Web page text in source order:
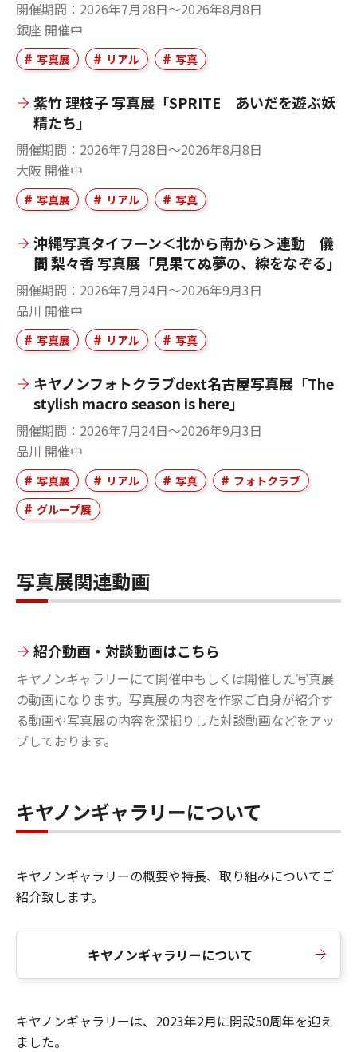
開催期間
2026年7月28日～2026年8月8日
銀座 開催中
写真展 リアル 写真
紫竹 理枝子 写真展「SPRITE あいだを遊ぶ妖
精たち」
開催期間
2026年7月28日～2026年8月8日
大阪 開催中
写真展 リアル 写真
沖縄写真タイフーン＜北から南から＞連動 儀
間 梨々香 写真展「見果てぬ夢の、線をなぞる」
開催期間
2026年7月24日～2026年9月3日
品川 開催中
写真展 リアル 写真
キヤノンフォトクラブdext名古屋写真展「The
stylish macro season is here」
開催期間
2026年7月24日～2026年9月3日
品川 開催中
写真展 リアル 写真
フォトクラブ
グループ展
写真展関連動画
紹介動画・対談動画はこちら
キヤノンギャラリーにて開催中もしくは開催した写真展
の動画になります。写真展の内容を作家ご自身が紹介す
る動画や写真展の内容を深掘りした対談動画などをアッ
プしております。
キヤノンギャラリーについて
キヤノンギャラリーの概要や特長、取り組みについてご
紹介致します。
キヤノンギャラリーについて
キヤノンギャラリーは、2023年2月に開設50周年を迎え
ました。